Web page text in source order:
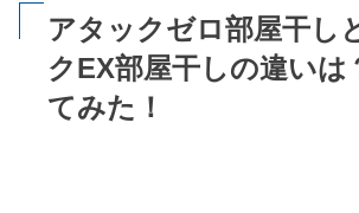
アタックゼロ部屋干し
クEX部屋干しの違いは
てみた！